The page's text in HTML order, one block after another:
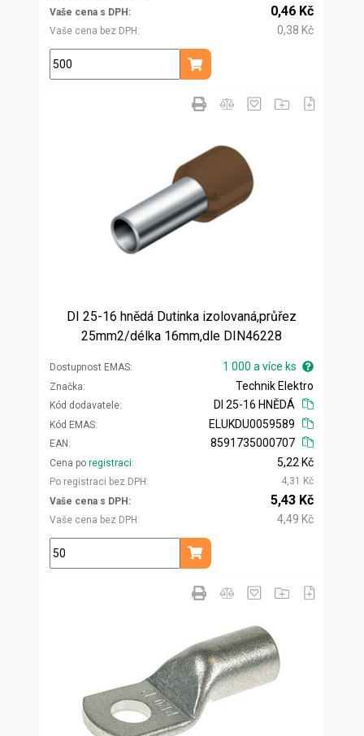
Vaše cena s DPH
Vaše cena bez DPH
0,46 Kč
0,38 Kč
ks
Přidat do košíku
DI 25-16 hnědá Dutinka izolovaná,průřez
25mm2/délka 16mm,dle DIN46228
Dostupnost EMAS 1 000 a více ks
Značka
Kód dodavatele
Technik Elektro
DI 25-16 HNĚDÁ
Kód EMAS
EAN
ELUKDU0059589
8591735000707
Cena po registraci
Po registraci bez DPH
5,22 Kč
4,31 Kč
Vaše cena s DPH
Vaše cena bez DPH
5,43 Kč
4,49 Kč
ks
Přidat do košíku